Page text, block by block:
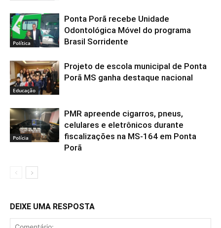
Política
Ponta Porã recebe Unidade
Odontológica Móvel do programa
Brasil Sorridente
Educação
Projeto de escola municipal de Ponta
Porã MS ganha destaque nacional
Polícia
PMR apreende cigarros, pneus,
celulares e eletrônicos durante
fiscalizações na MS-164 em Ponta
Porã
DEIXE UMA RESPOSTA